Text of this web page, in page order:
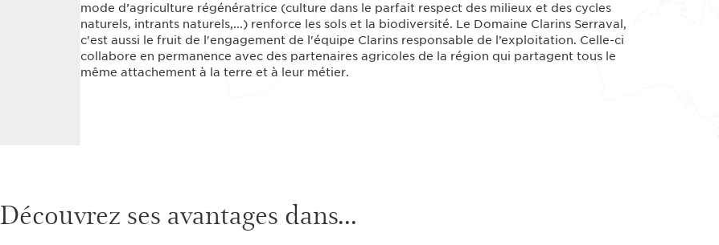
mode d’agriculture régénératrice (culture dans le parfait respect des milieux et des cycles
naturels, intrants naturels,...) renforce les sols et la biodiversité. Le Domaine Clarins Serraval,
c'est aussi le fruit de l'engagement de l'équipe Clarins responsable de l’exploitation. Celle-ci
collabore en permanence avec des partenaires agricoles de la région qui partagent tous le
même attachement à la terre et à leur métier.
Découvrez ses avantages dans...